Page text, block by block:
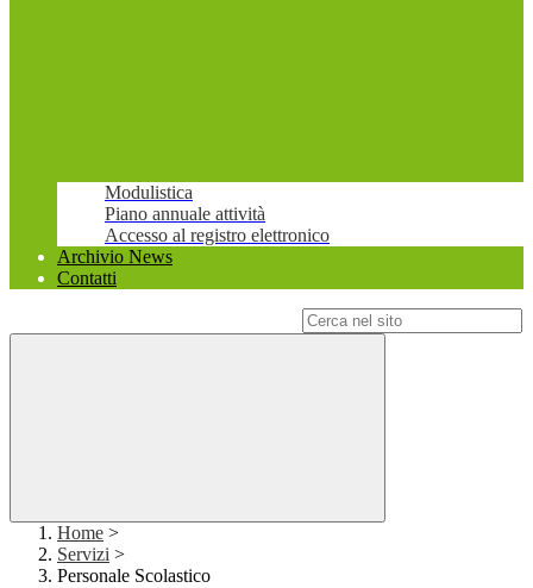
Modulistica
Piano annuale attività
Accesso al registro elettronico
Archivio News
Contatti
Home >
Servizi >
Personale Scolastico